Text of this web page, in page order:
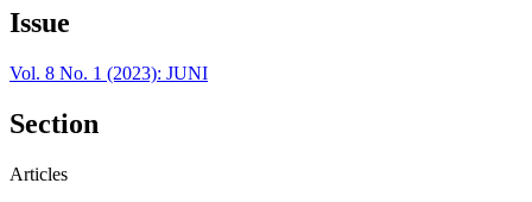
Issue
Vol. 8 No. 1 (2023): JUNI
Section
Articles